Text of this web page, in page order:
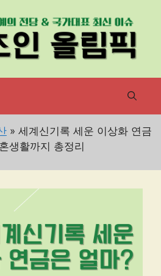
» 세계신기록 세운 이상화 연금
생활까지 총정리